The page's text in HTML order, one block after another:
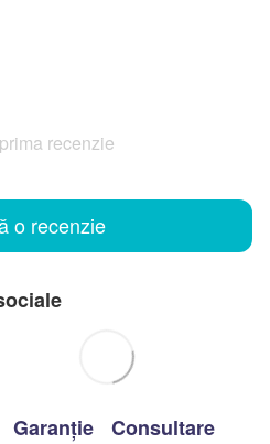
recenzie
o recenzie
Garanție Consultare